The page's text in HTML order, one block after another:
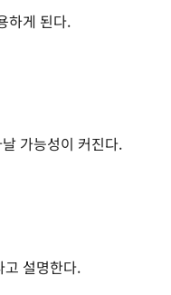
하게 된다.
가능성이 커진다.
고 설명한다.